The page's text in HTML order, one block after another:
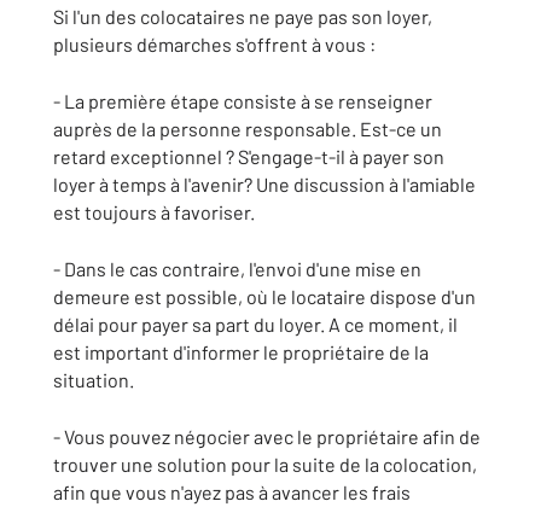
Si l'un des colocataires ne paye pas son loyer,
plusieurs démarches s'offrent à vous :
- La première étape consiste à se renseigner
auprès de la personne responsable. Est-ce un
retard exceptionnel ? S'engage-t-il à payer son
loyer à temps à l'avenir? Une discussion à l'amiable
est toujours à favoriser.
- Dans le cas contraire, l'envoi d'une mise en
demeure est possible, où le locataire dispose d'un
délai pour payer sa part du loyer. A ce moment, il
est important d'informer le propriétaire de la
situation.
- Vous pouvez négocier avec le propriétaire afin de
trouver une solution pour la suite de la colocation,
afin que vous n'ayez pas à avancer les frais